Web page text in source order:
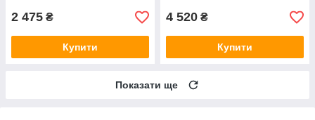
2 475 ₴
Купити
4 520 ₴
Купити
Показати ще